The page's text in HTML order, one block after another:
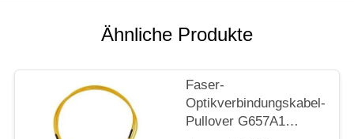
Ähnliche Produkte
Faser-
Optikverbindungskabel-
Pullover G657A1